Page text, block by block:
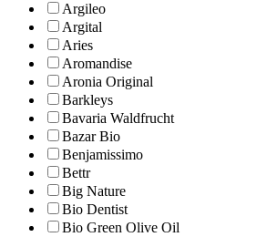
Argileo
Argital
Aries
Aromandise
Aronia Original
Barkleys
Bavaria Waldfrucht
Bazar Bio
Benjamissimo
Bettr
Big Nature
Bio Dentist
Bio Green Olive Oil